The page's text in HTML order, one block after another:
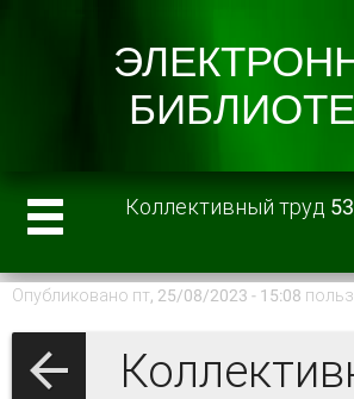
Коллективный труд
Опубликовано пт, 25/08/2023 - 15:08